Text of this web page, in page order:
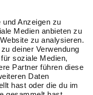
E-Mail-Werbung
erhalten. Ich
Werbung, die
sowie die
meiner Kaufdaten,